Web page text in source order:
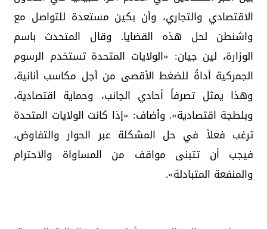
الاقتصادي والتجاري، وأن بكين مستعدة للتواصل مع
واشنطن لحل هذه القضايا. وقال المتحدث باسم
الوزارة، لين جيان: «الولايات المتحدة تستخدم الرسوم
الجمركية أداةً للضغط الأقصى من أجل مكاسب أنانية،
وهذا يمثل تصرفاً أحادي الجانب، وحماية اقتصادية،
وبلطجة اقتصادية». وأضاف: «إذا كانت الولايات المتحدة
ترغب فعلاً في حل المشكلة عبر الحوار والتفاوض،
فيجب أن تتبنى مواقف من المساواة والاحترام
والمنفعة المتبادلة».